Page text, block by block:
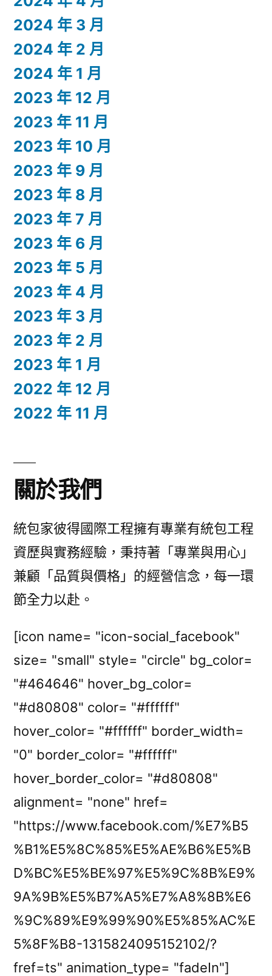
2024 年 3 月
2024 年 2 月
2024 年 1 月
2023 年 12 月
2023 年 11 月
2023 年 10 月
2023 年 9 月
2023 年 8 月
2023 年 7 月
2023 年 6 月
2023 年 5 月
2023 年 4 月
2023 年 3 月
2023 年 2 月
2023 年 1 月
2022 年 12 月
2022 年 11 月
關於我們
統包家彼得國際工程擁有專業有統包工程
資歷與實務經驗，秉持著「專業與用心」
兼顧「品質與價格」的經營信念，每一環
節全力以赴。
[icon name= "icon-social_facebook"
size= "small" style= "circle" bg_color=
"#464646" hover_bg_color=
"#d80808" color= "#ffffff"
hover_color= "#ffffff" border_width=
"0" border_color= "#ffffff"
hover_border_color= "#d80808"
alignment= "none" href=
"https://www.facebook.com/%E7%B5
%B1%E5%8C%85%E5%AE%B6%E5%B
D%BC%E5%BE%97%E5%9C%8B%E9%
9A%9B%E5%B7%A5%E7%A8%8B%E6
%9C%89%E9%99%90%E5%85%AC%E
5%8F%B8-1315824095152102/?
fref=ts" animation_type= "fadeIn"]